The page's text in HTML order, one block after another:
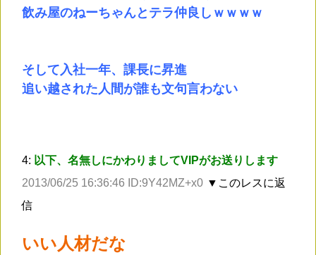
飲み屋のねーちゃんとテラ仲良しｗｗｗｗ
そして入社一年、課長に昇進
追い越された人間が誰も文句言わない
4: 以下、名無しにかわりましてVIPがお送りします
2013/06/25 16:36:46 ID:9Y42MZ+x0 ▼このレスに返
信
いい人材だな